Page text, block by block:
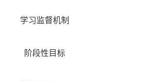
学习监督机制
阶段性目标